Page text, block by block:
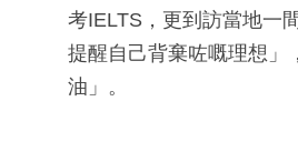
考IELTS，更到訪當地一
提醒自己背棄咗嘅理想」
油」。